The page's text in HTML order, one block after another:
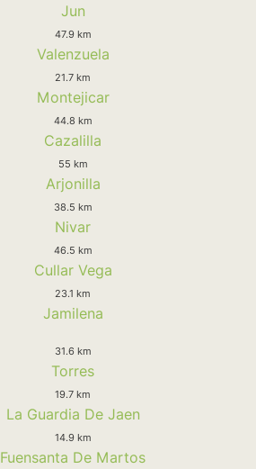
Jun
47.9 km
Valenzuela
21.7 km
Montejicar
44.8 km
Cazalilla
55 km
Arjonilla
38.5 km
Nivar
46.5 km
Cullar Vega
23.1 km
Jamilena
31.6 km
Torres
19.7 km
La Guardia De Jaen
14.9 km
Fuensanta De Martos